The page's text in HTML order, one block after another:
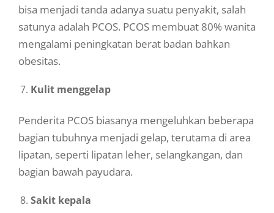
bisa menjadi tanda adanya suatu penyakit, salah
satunya adalah PCOS. PCOS membuat 80% wanita
mengalami peningkatan berat badan bahkan
obesitas.
Kulit menggelap
Penderita PCOS biasanya mengeluhkan beberapa
bagian tubuhnya menjadi gelap, terutama di area
lipatan, seperti lipatan leher, selangkangan, dan
bagian bawah payudara.
Sakit kepala